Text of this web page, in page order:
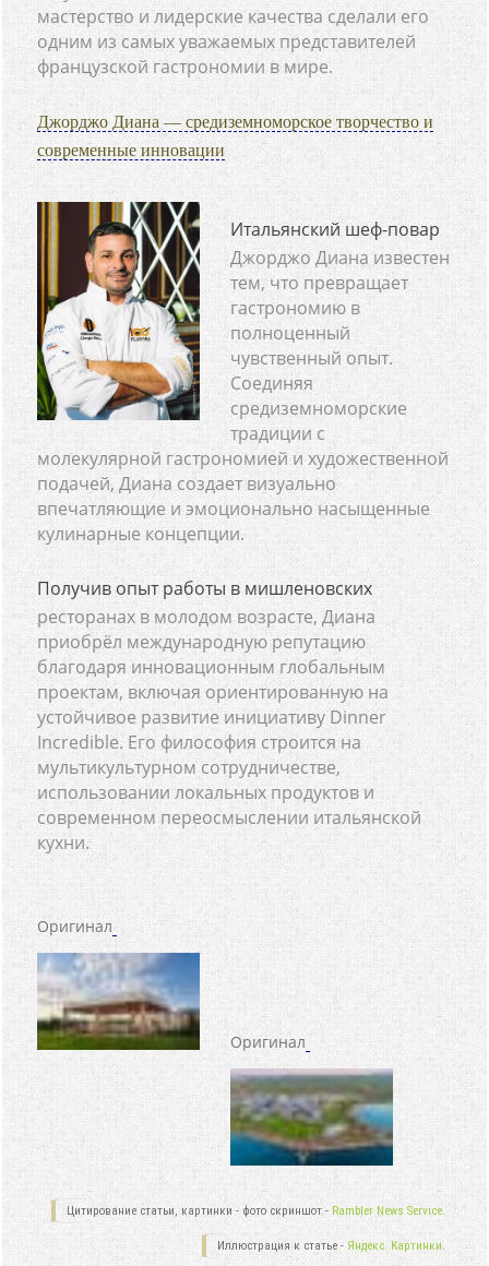
мастерство и лидерские качества сделали его
одним из самых уважаемых представителей
французской гастрономии в мире.
Джорджо Диана — средиземноморское творчество и
современные инновации
Итальянский шеф-повар
Джорджо Диана известен
тем, что превращает
гастрономию в
полноценный
чувственный опыт.
Соединяя
средиземноморские
традиции с
молекулярной гастрономией и художественной
подачей, Диана создает визуально
впечатляющие и эмоционально насыщенные
кулинарные концепции.
Получив опыт работы в мишленовских
ресторанах в молодом возрасте, Диана
приобрёл международную репутацию
благодаря инновационным глобальным
проектам, включая ориентированную на
устойчивое развитие инициативу Dinner
Incredible. Его философия строится на
мультикультурном сотрудничестве,
использовании локальных продуктов и
современном переосмыслении итальянской
кухни.
Оригинал
Оригинал
Цитирование статьи, картинки - фото скриншот - Rambler News Service.
Иллюстрация к статье - Яндекс. Картинки.